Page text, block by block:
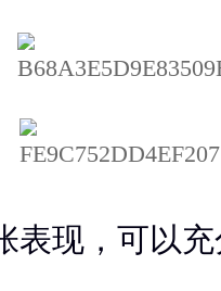
表现，可以